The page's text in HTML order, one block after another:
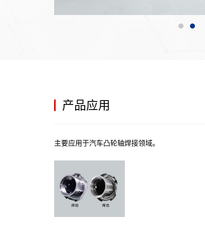
产品应用
主要应用于汽车凸轮轴焊接领域。